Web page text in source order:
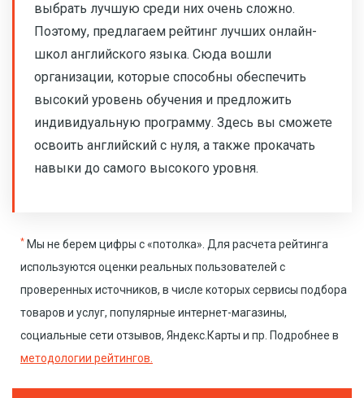
выбрать лучшую среди них очень сложно.
Поэтому, предлагаем рейтинг лучших онлайн-
школ английского языка. Сюда вошли
организации, которые способны обеспечить
высокий уровень обучения и предложить
индивидуальную программу. Здесь вы сможете
освоить английский с нуля, а также прокачать
навыки до самого высокого уровня.
* Мы не берем цифры с «потолка». Для расчета рейтинга
используются оценки реальных пользователей с
проверенных источников, в числе которых сервисы подбора
товаров и услуг, популярные интернет-магазины,
социальные сети отзывов, Яндекс.Карты и пр. Подробнее в
методологии рейтингов.